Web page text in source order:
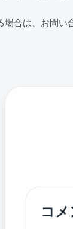
場合は、お問い
コ